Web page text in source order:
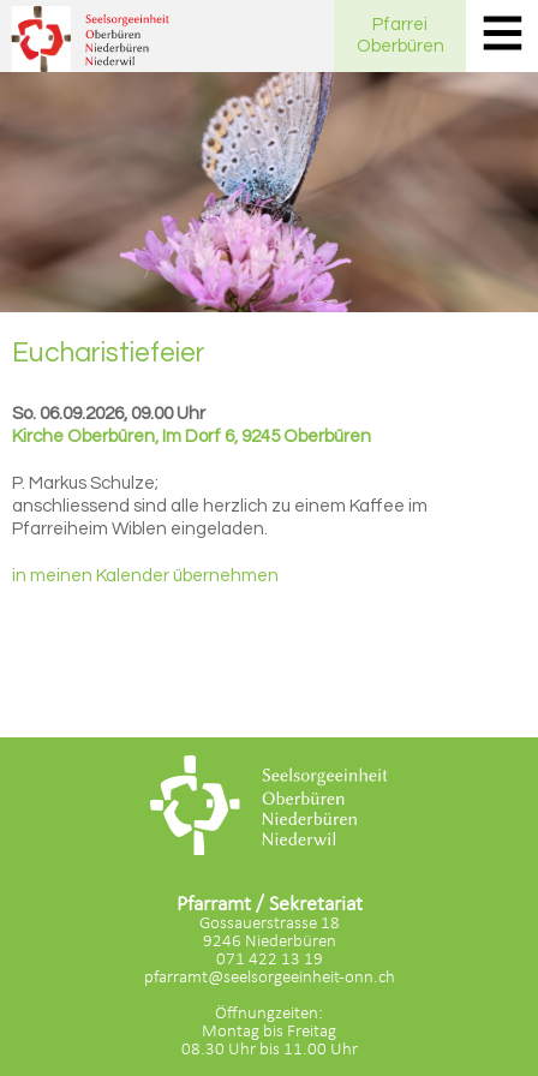
Pfarrei
Oberbüren
Eu­cha­ris­tie­fei­er
So. 06.09.2026, 09.00 Uhr
Kirche Oberbüren, Im Dorf 6, 9245 Oberbüren
P. Markus Schulze;
anschliessend sind alle herzlich zu einem Kaffee im
Pfarreiheim Wiblen eingeladen.
in meinen Kalender übernehmen
Pfarramt / Sekretariat
Gossauerstrasse 18
9246 Niederbüren
071 422 13 19
pfarramt@seelsorgeeinheit-onn.ch
Öffnungzeiten:
Montag bis Freitag
08.30 Uhr bis 11.00 Uhr